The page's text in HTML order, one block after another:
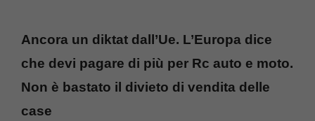
Ancora un diktat dall’Ue. L’Europa dice
che devi pagare di più per Rc auto e moto.
Non è bastato il divieto di vendita delle
case